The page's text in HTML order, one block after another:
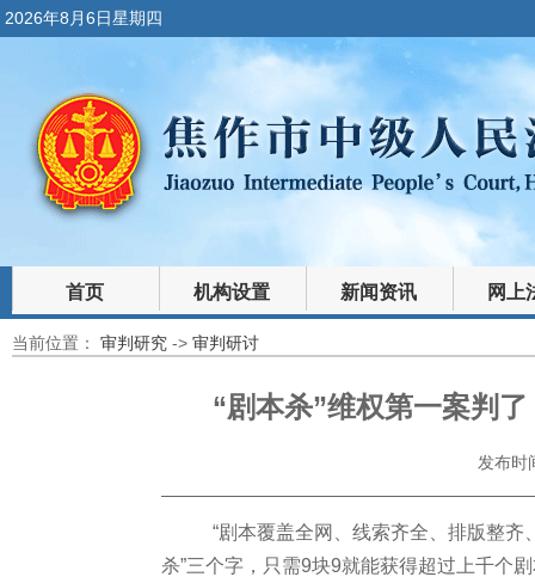
2026年8月6日星期四
首页 机构设置 新闻资讯 网上
裁判文书 法律文库
当前位置： 审判研究 -> 审判研讨
“剧本杀”维权第一案判
发布时
“剧本覆盖全网、线索齐全、排版整齐
杀”三个字，只需9块9就能获得超过上千个